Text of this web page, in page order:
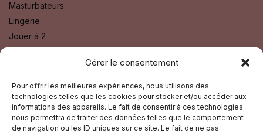
Gérer le consentement
Pour offrir les meilleures expériences, nous utilisons des
technologies telles que les cookies pour stocker et/ou accéder aux
informations des appareils. Le fait de consentir à ces technologies
nous permettra de traiter des données telles que le comportement
de navigation ou les ID uniques sur ce site. Le fait de ne pas
Masturbateurs
Lingerie
Jouer à 2
Sextoys
Fétichisme SM
SUIVEZ-NOUS SUR :